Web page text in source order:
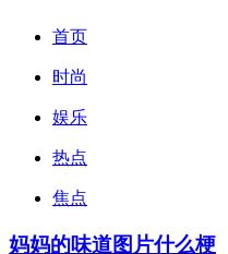
首页
时尚
娱乐
热点
焦点
妈妈的味道图片什么梗